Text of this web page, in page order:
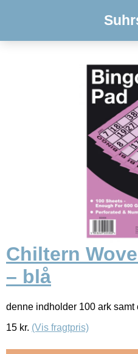
Chiltern
– blå
denne indholder 100 ark samt
15 kr. (Vis fragtpris)